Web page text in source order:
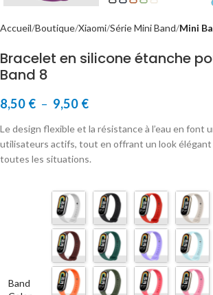
Accueil Boutique Xiaomi Série Mini Band Mini
Bracelet en silicone étanche
Band 8
8,50 € – 9,50 €
Le design flexible et la résistance à l’eau en font
utilisateurs actifs, tout en offrant un look élégant
toutes les situations.
Band